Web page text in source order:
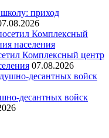
приход
Комплексный центр
07.08.2026
десантных войск